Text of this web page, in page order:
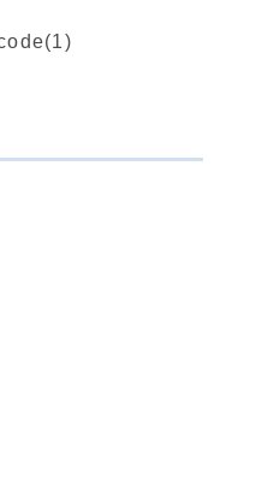
(1)